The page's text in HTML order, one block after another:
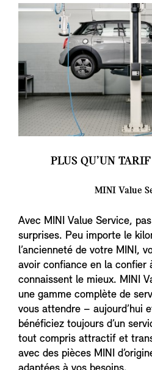
PLUS QU’UN
MINI Value
Avec MINI Value Service,
surprises. Peu importe le
l’ancienneté de votre MINI,
avoir confiance en la confier
connaissent le mieux. MINI
une gamme complète de
vous attendre – aujourd’hui
bénéficiez toujours d’un
tout compris attractif et
avec des pièces MINI